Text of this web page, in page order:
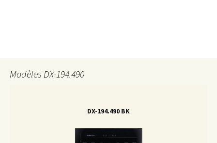
Modèles DX-194.490
DX-194.490 BK